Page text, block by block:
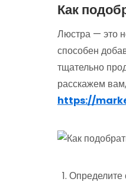
Как
Люстра — это
способен
тщательно
расскажем
https://
Определите